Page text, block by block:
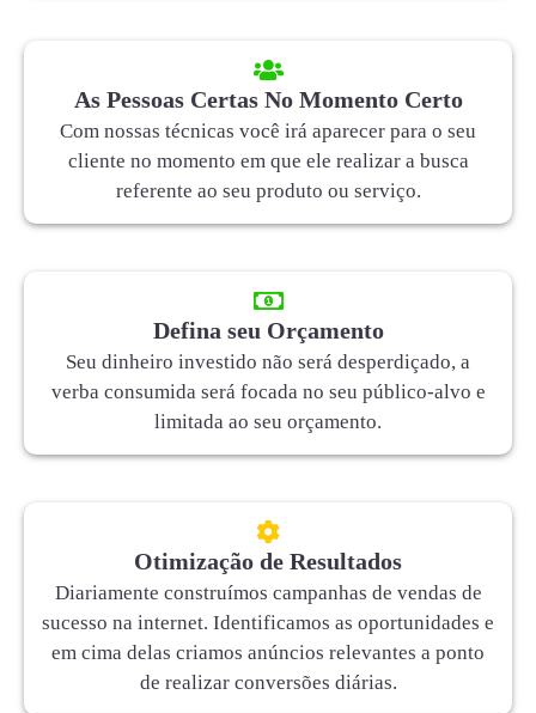
As Pessoas Certas No Momento Certo
Com nossas técnicas você irá aparecer para o seu
cliente no momento em que ele realizar a busca
referente ao seu produto ou serviço.
Defina seu Orçamento
Seu dinheiro investido não será desperdiçado, a
verba consumida será focada no seu público-alvo e
limitada ao seu orçamento.
Otimização de Resultados
Diariamente construímos campanhas de vendas de
sucesso na internet. Identificamos as oportunidades e
em cima delas criamos anúncios relevantes a ponto
de realizar conversões diárias.